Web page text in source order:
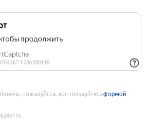
пожалуйста, воспользуйтесьформой